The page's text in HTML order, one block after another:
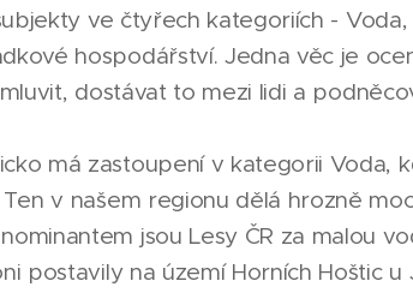
ve čtyřech kategoriích -
hospodářství. Jedna věc je
dostávat to mezi lidi a
má zastoupení v kategorii Voda,
Ten v našem regionu dělá hrozně
jsou Lesy ČR za malou
postavily na území Horních Hoštic